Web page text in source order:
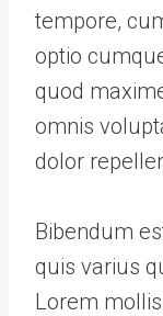
tempore,
optio
quod
omnis
dolor
Bibendum
quis varius
Lorem